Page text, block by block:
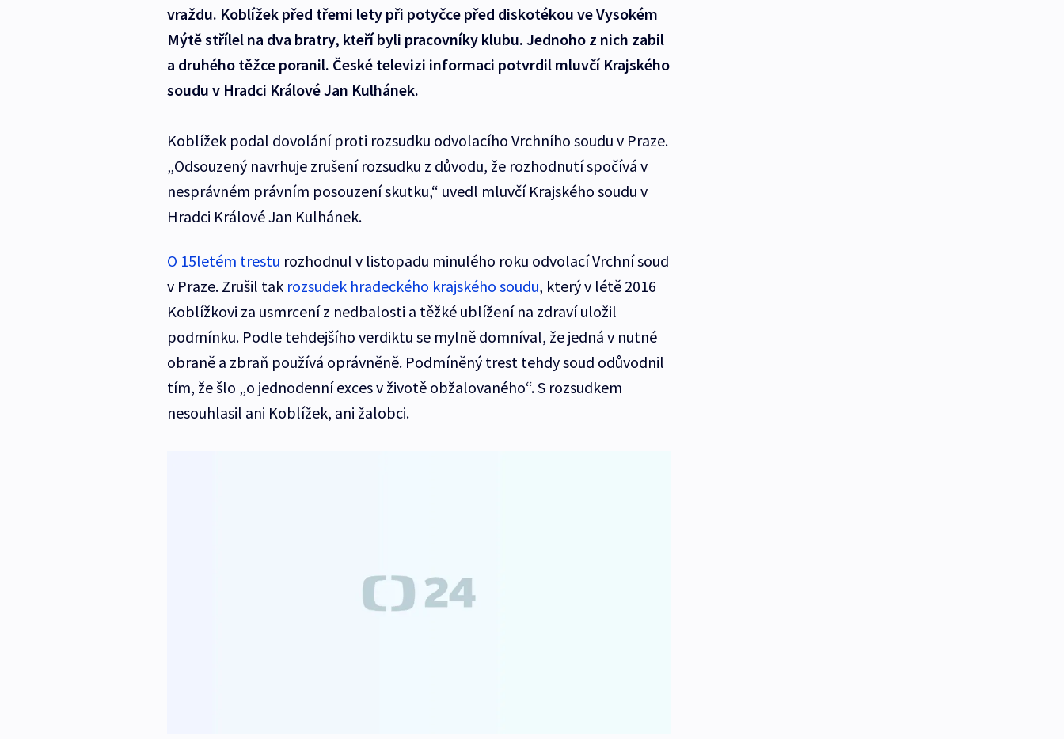
vraždu. Koblížek před třemi lety při potyčce před diskotékou ve Vysokém
Mýtě střílel na dva bratry, kteří byli pracovníky klubu. Jednoho z nich zabil
a druhého těžce poranil. České televizi informaci potvrdil mluvčí Krajského
soudu v Hradci Králové Jan Kulhánek.
Koblížek podal dovolání proti rozsudku odvolacího Vrchního soudu v Praze.
„Odsouzený navrhuje zrušení rozsudku z důvodu, že rozhodnutí spočívá v
nesprávném právním posouzení skutku,“ uvedl mluvčí Krajského soudu v
Hradci Králové Jan Kulhánek.
O 15letém trestu rozhodnul v listopadu minulého roku odvolací Vrchní soud
v Praze. Zrušil tak rozsudek hradeckého krajského soudu, který v létě 2016
Koblížkovi za usmrcení z nedbalosti a těžké ublížení na zdraví uložil
podmínku. Podle tehdejšího verdiktu se mylně domníval, že jedná v nutné
obraně a zbraň používá oprávněně. Podmíněný trest tehdy soud odůvodnil
tím, že šlo „o jednodenní exces v životě obžalovaného“. S rozsudkem
nesouhlasil ani Koblížek, ani žalobci.